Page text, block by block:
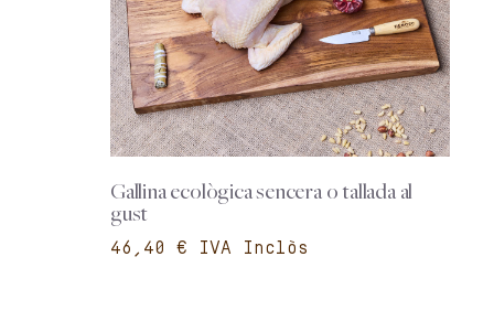
Gallina ecològica sencera o tallada al
gust
€